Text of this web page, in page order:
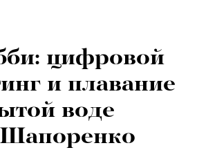
цифровой
и плавание
воде